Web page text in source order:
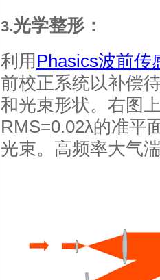
3.光学整形：
利用 Phasics波前传
前校正系统以补偿
和光束形状。右图
RMS=0.02λ的准平
光束。高频率大气